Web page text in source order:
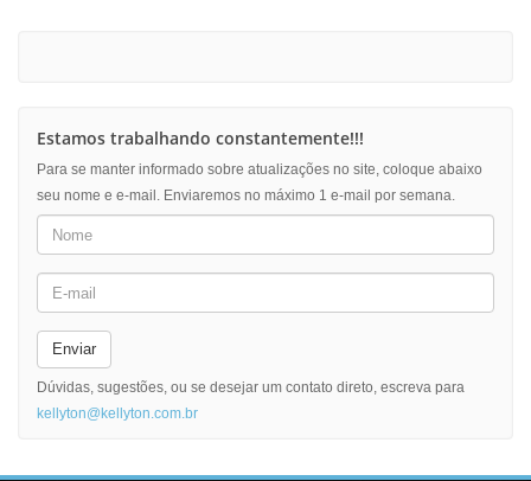
Estamos trabalhando constantemente!!!
Para se manter informado sobre atualizações no site, coloque abaixo
seu nome e e-mail. Enviaremos no máximo 1 e-mail por semana.
Enviar
Dúvidas, sugestões, ou se desejar um contato direto, escreva para
kellyton@kellyton.com.br